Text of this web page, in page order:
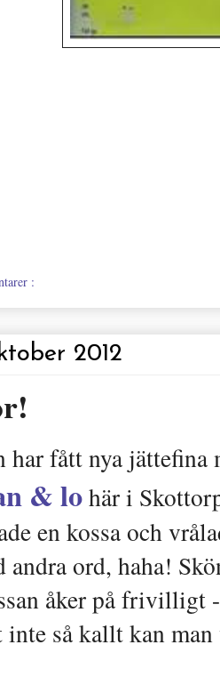
:
2012
fått nya jättefina
& lohär i
en kossa och
andra ord, haha!
åker på frivilligt
så kallt kan